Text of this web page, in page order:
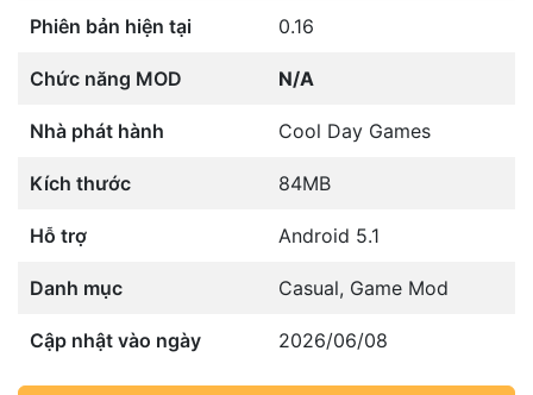
Phiên bản hiện tại 0.16
Chức năng MOD N/A
Nhà phát hành Cool Day Games
Kích thước 84MB
Hỗ trợ Android 5.1
Danh mục Casual, Game Mod
Cập nhật vào ngày 2026/06/08